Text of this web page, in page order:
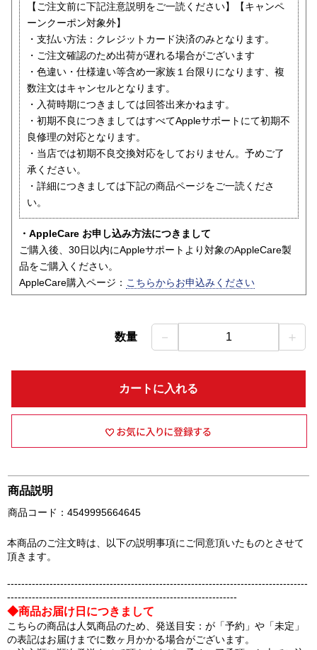
【ご注文前に下記注意説明をご一読ください】【キャンペ
ーンクーポン対象外】
・支払い方法：クレジットカード決済のみとなります。
・ご注文確認のため出荷が遅れる場合がございます
・色違い・仕様違い等含め一家族１台限りになります、複
数注文はキャンセルとなります。
・入荷時期につきましては回答出来かねます。
・初期不良につきましてはすべてAppleサポートにて初期不
良修理の対応となります。
・当店では初期不良交換対応をしておりません。予めご了
承ください。
・詳細につきましては下記の商品ページをご一読くださ
い。
・AppleCare お申し込み方法につきまして
ご購入後、30日以内にAppleサポートより対象のAppleCare製
品をご購入ください。
AppleCare購入ページ： こちらからお申込みください
数量 － 1 ＋
カートに入れる
商品説明
商品コード：4549995664645
本商品のご注文時は、以下の説明事項にご同意頂いたものとさせて
頂きます。
-------------------------------------------------------------------------------------
-----------------------------------------------------------------
◆商品お届け日につきまして
こちらの商品は人気商品のため、発送目安：が「予約」や「未定」
の表記はお届けまでに数ヶ月かかる場合がございます。